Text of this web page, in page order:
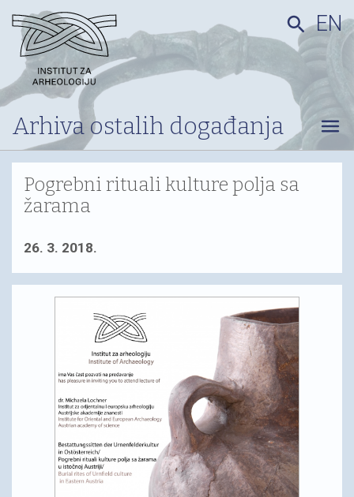
Arhiva ostalih događanja
search EN
menu
Pogrebni rituali kulture polja sa
žarama
26. 3. 2018.